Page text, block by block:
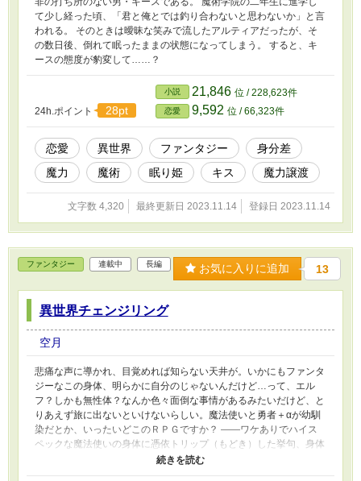
て少し経った頃、「君と俺とでは釣り合わないと思わないか」と言
われる。 そのときは曖昧な笑みで流したアルティアだったが、そ
の数日後、倒れて眠ったままの状態になってしまう。 すると、キ
ースの態度が豹変して……？
24h.ポイント 28pt
小説 21,846 位 / 228,623件
恋愛 9,592 位 / 66,323件
恋愛 異世界 ファンタジー
身分差
魔力
魔術 眠り姫 キス 魔力譲渡
文字数 4,320 最終更新日 2023.11.14 登録日 2023.11.14
ファンタジー 連載中 長編 お気に入りに追加 13
異世界チェンジリング
空月
悲痛な声に導かれ、目覚めれば知らない天井が。いかにもファンタ
ジーなこの身体、明らかに自分のじゃないんだけど…って、エル
フ？しかも無性体？なんか色々面倒な事情があるみたいだけど、と
りあえず旅に出ないといけないらしい。魔法使いと勇者＋αが幼馴
染だとか、いったいどこのＲＰＧですか？ ――ワケありでハイス
ペックな魔法使いの身体に憑依トリップ（もどき）した挙句、身体
の持ち主の幼馴染と『魔王』を倒すための旅に出たり何やらややこ
しい事情に強制的に巻き込まれちゃったりする、平凡だったはずの